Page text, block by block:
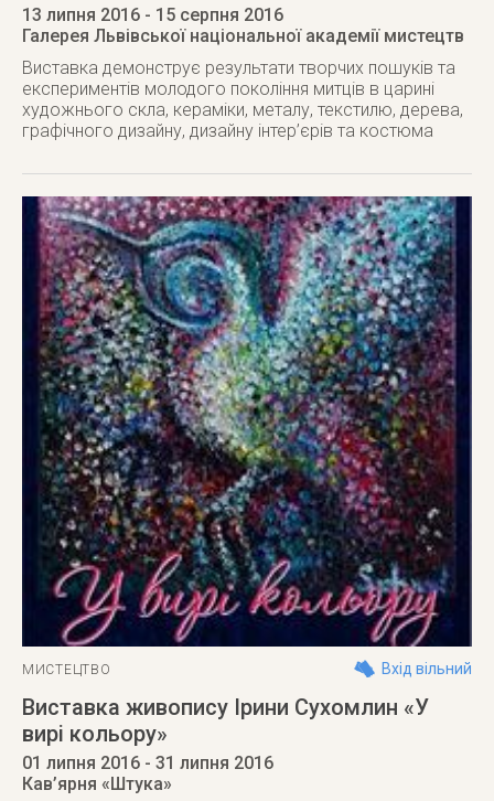
13 липня 2016 - 15 серпня 2016
Галерея Львівської національної академії мистецтв
Виставка демонструє результати творчих пошуків та
експериментів молодого покоління митців в царині
художнього скла, кераміки, металу, текстилю, дерева,
графічного дизайну, дизайну інтер’єрів та костюма
МИСТЕЦТВО Вхід вільний
Виставка живопису Ірини Сухомлин «У
вирі кольору»
01 липня 2016 - 31 липня 2016
Кав’ярня «Штука»